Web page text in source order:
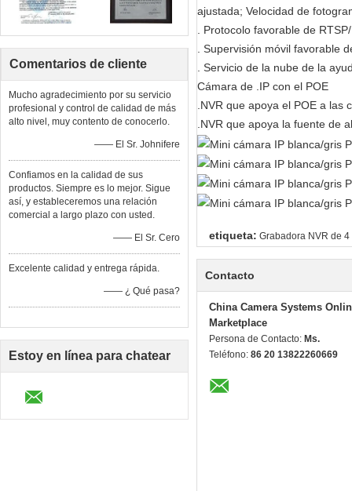
Comentarios de cliente
Mucho agradecimiento por su servicio
profesional y control de calidad de más
alto nivel, muy contento de conocerlo.
—— El Sr. Johnifere
Confiamos en la calidad de sus
productos. Siempre es lo mejor. Sigue
así, y estableceremos una relación
comercial a largo plazo con usted.
—— El Sr. Cero
Excelente calidad y entrega rápida.
—— ¿ Qué pasa?
Estoy en línea para chatear
ajustada; Velocidad de
. Protocolo favorable de
. Supervisión móvil favorable
. Servicio de la nube de la
Cámara de .IP con el POE
.NVR que apoya el POE a las
.NVR que apoya la fuente de
etiqueta: Grabadora NVR de
Contacto
China Camera Systems
Marketplace
Persona de Contacto: Ms.
Teléfono: 86 20 13822260669